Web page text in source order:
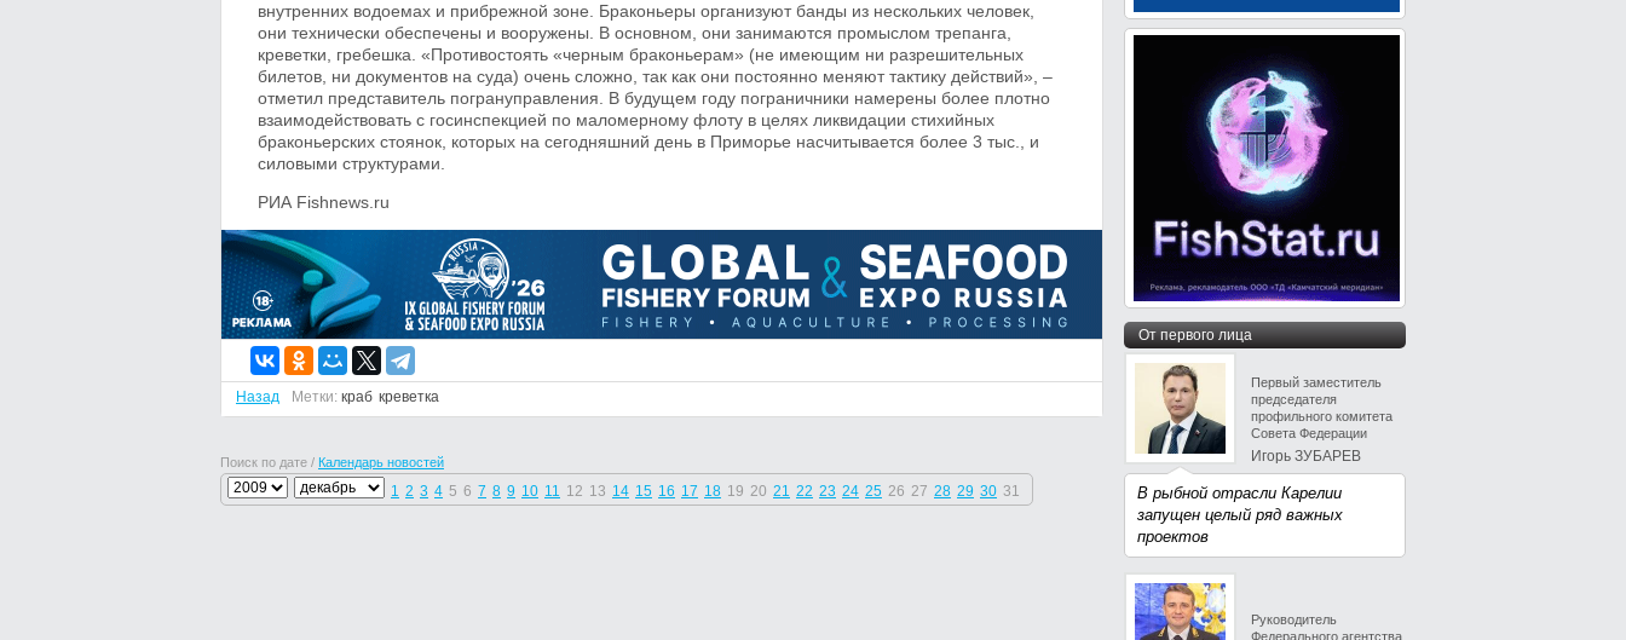
внутренних водоемах и прибрежной зоне. Браконьеры организуют банды из нескольких человек,
они технически обеспечены и вооружены. В основном, они занимаются промыслом трепанга,
креветки, гребешка. «Противостоять «черным браконьерам» (не имеющим ни разрешительных
билетов, ни документов на суда) очень сложно, так как они постоянно меняют тактику действий», –
отметил представитель погрануправления. В будущем году пограничники намерены более плотно
взаимодействовать с госинспекцией по маломерному флоту в целях ликвидации стихийных
браконьерских стоянок, которых на сегодняшний день в Приморье насчитывается более 3 тыс., и
силовыми структурами.
РИА Fishnews.ru
Назад Метки: краб креветка
Поиск по дате / Календарь новостей
1 2 3 4 5 6 7 8 9 10 11 12 13 14 15 16 17 18 19 20 21 22 23 24 25 26 27 28 29 30 31
От первого лица
Первый заместитель
председателя
профильного комитета
Совета Федерации
Игорь ЗУБАРЕВ
В рыбной отрасли Карелии
запущен целый ряд важных
проектов
Руководитель
Федерального агентства